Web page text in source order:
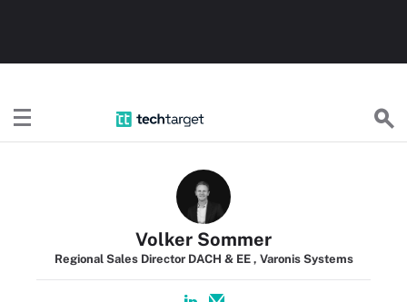
Volker Sommer
Regional Sales Director DACH & EE , Varonis Systems